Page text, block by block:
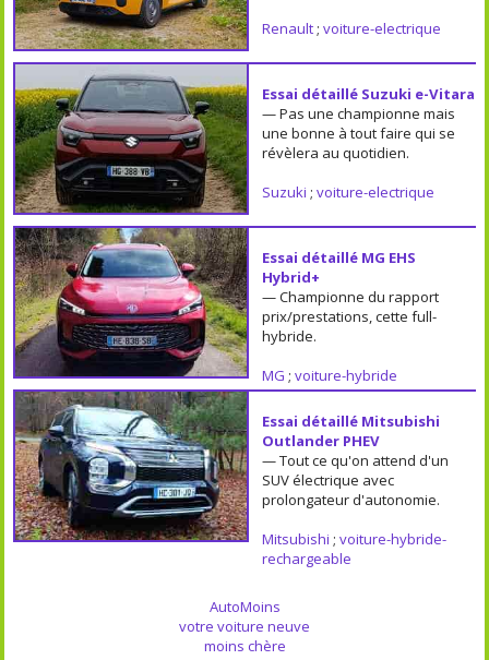
Renault; voiture-electrique
Essai détaillé Suzuki e-Vitara
— Pas une championne mais
une bonne à tout faire qui se
révèlera au quotidien.
Suzuki ; voiture-electrique
Essai détaillé MG EHS
Hybrid+
— Championne du rapport
prix/prestations, cette full-
hybride.
MG ; voiture-hybride
Essai détaillé Mitsubishi
Outlander PHEV
— Tout ce qu'on attend d'un
SUV électrique avec
prolongateur d'autonomie.
Mitsubishi ; voiture-hybride-
rechargeable
AutoMoins
votre voiture neuve
moins chère